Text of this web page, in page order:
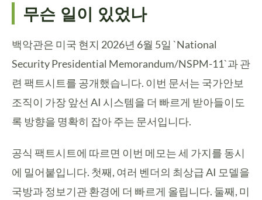
무슨 일이 있었나
백악관은 미국 현지 2026년 6월 5일 `National
Security Presidential Memorandum/NSPM-11`과 관
련 팩트시트를 공개했습니다. 이번 문서는 국가안보
조직이 가장 앞선 AI 시스템을 더 빠르게 받아들이도
록 방향을 명확히 잡아 주는 문서입니다.
공식 팩트시트에 따르면 이번 메모는 세 가지를 동시
에 밀어붙입니다. 첫째, 여러 벤더의 최상급 AI 모델을
국방과 정보기관 환경에 더 빠르게 올립니다. 둘째, 미